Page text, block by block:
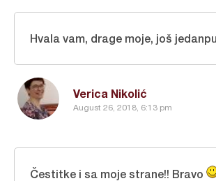
Verica Nikolić
August 26, 2018, 6:13 pm
Hvala vam, drage moje, još
Čestitke i sa moje strane!! Bravo